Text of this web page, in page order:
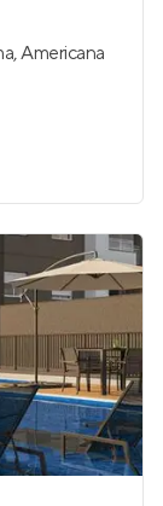
,Americana